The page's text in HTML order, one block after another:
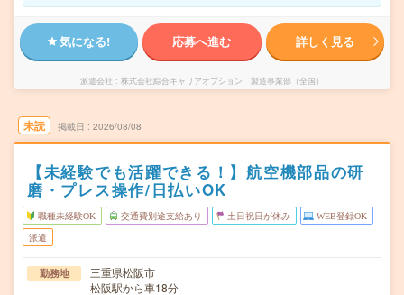
気になる! 応募へ進む 詳しく見る
派遣会社 株式会社綜合キャリアオプション 製造事業部（全国）
未読 掲載日 2026/08/08
【未経験でも活躍できる！】航空機部品の研
磨・プレス操作/日払いOK
職種未経験OK 交通費別途支給あり 土日祝日が休み WEB登録OK
派遣
勤務地
三重県松阪市
松阪駅から車18分